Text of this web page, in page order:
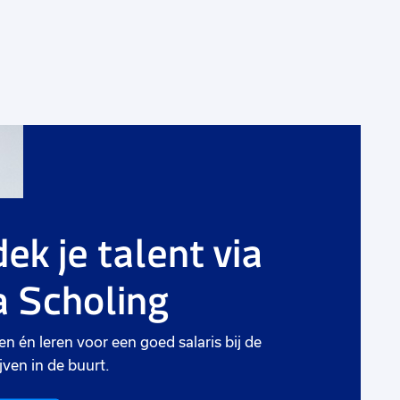
Vrachtwagenchauffeur met kraan
40 uur
Uitzicht op vast
Waddinxveen
je talent via
Scholing
én leren voor een goed salaris bij de
in de buurt.